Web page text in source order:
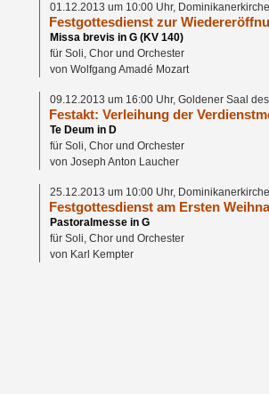
01.12.2013 um 10:00 Uhr,
Festgottesdienst zur
Missa brevis in G (KV 140)
für Soli, Chor und Orchester
von Wolfgang Amadé Mozart
09.12.2013 um 16:00 Uhr, Goldener Saal
Festakt: Verleihung der
Te Deum in D
für Soli, Chor und Orchester
von Joseph Anton Laucher
25.12.2013 um 10:00 Uhr,
Festgottesdienst am Ersten
Pastoralmesse in G
für Soli, Chor und Orchester
von Karl Kempter